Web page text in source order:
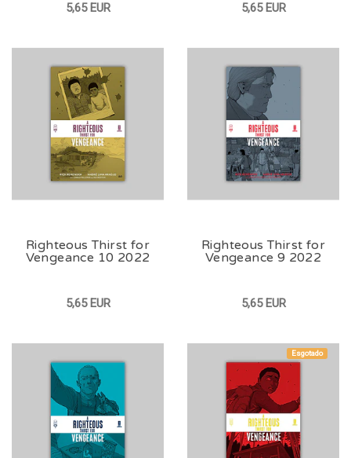
5,65 EUR 5,65 EUR
Righteous Thirst for
Vengeance 10 2022
5,65 EUR
Righteous Thirst for
Vengeance 9 2022
5,65 EUR
Esgotado